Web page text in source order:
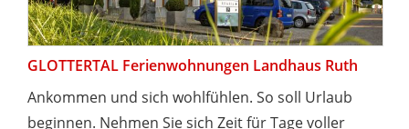
GLOTTERTAL Ferienwohnungen Landhaus Ruth
Ankommen und sich wohlfühlen. So soll Urlaub
beginnen. Nehmen Sie sich Zeit für Tage voller